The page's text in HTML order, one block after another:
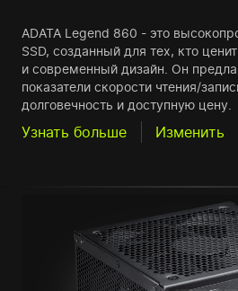
ADATA Legend 860 - это
SSD, созданный для тех, кто
и современный дизайн. Он
показатели скорости чтения/
долговечность и доступную цену.
Узнать больше Изменить